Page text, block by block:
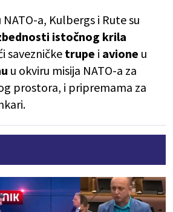
a, Kulbergs i Rute su
istočnog krila
savezničke trupe i avione u
u okviru misija NATO-a za
prostora, i pripremama za